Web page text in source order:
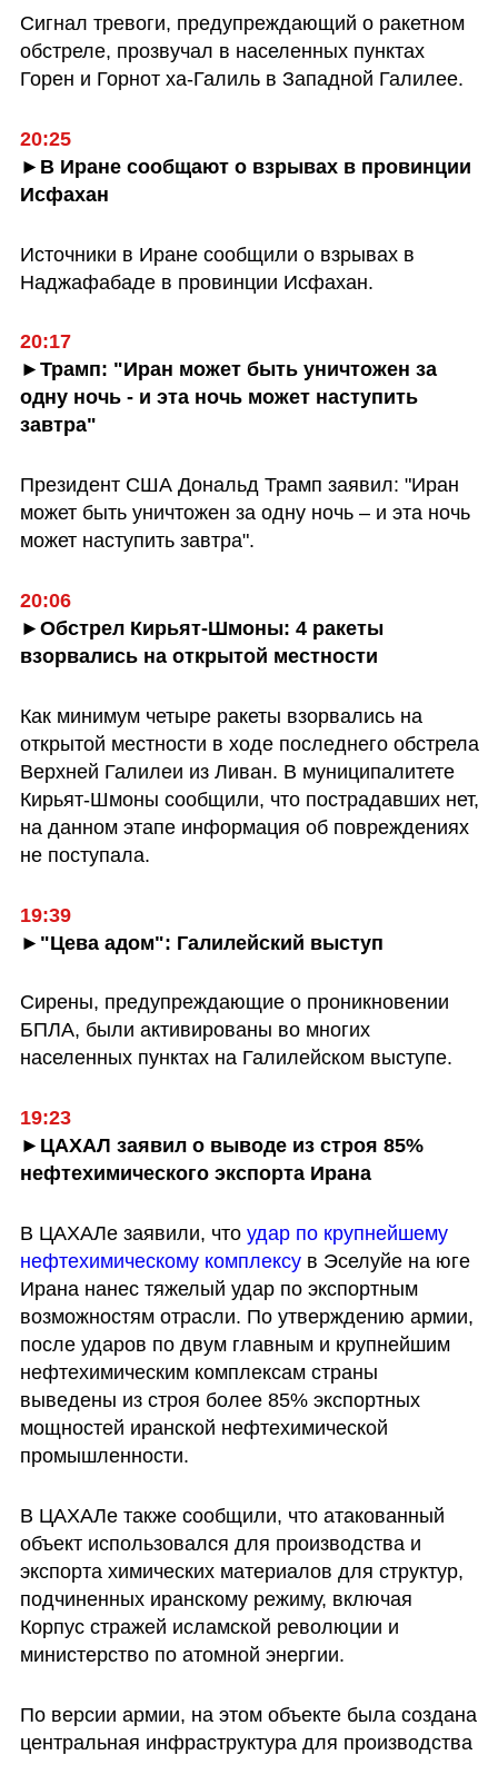
Сигнал тревоги, предупреждающий о ракетном
обстреле, прозвучал в населенных пунктах
Горен и Горнот ха-Галиль в Западной Галилее.
20:25
►В Иране сообщают о взрывах в провинции
Исфахан
Источники в Иране сообщили о взрывах в
Наджафабаде в провинции Исфахан.
20:17
►Трамп: "Иран может быть уничтожен за
одну ночь - и эта ночь может наступить
завтра"
Президент США Дональд Трамп заявил: "Иран
может быть уничтожен за одну ночь – и эта ночь
может наступить завтра".
20:06
►Обстрел Кирьят-Шмоны: 4 ракеты
взорвались на открытой местности
Как минимум четыре ракеты взорвались на
открытой местности в ходе последнего обстрела
Верхней Галилеи из Ливан. В муниципалитете
Кирьят-Шмоны сообщили, что пострадавших нет,
на данном этапе информация об повреждениях
не поступала.
19:39
►"Цева адом": Галилейский выступ
Сирены, предупреждающие о проникновении
БПЛА, были активированы во многих
населенных пунктах на Галилейском выступе.
19:23
►ЦАХАЛ заявил о выводе из строя 85%
нефтехимического экспорта Ирана
В ЦАХАЛе заявили, что удар по крупнейшему
нефтехимическому комплексу в Эселуйе на юге
Ирана нанес тяжелый удар по экспортным
возможностям отрасли. По утверждению армии,
после ударов по двум главным и крупнейшим
нефтехимическим комплексам страны
выведены из строя более 85% экспортных
мощностей иранской нефтехимической
промышленности.
В ЦАХАЛе также сообщили, что атакованный
объект использовался для производства и
экспорта химических материалов для структур,
подчиненных иранскому режиму, включая
Корпус стражей исламской революции и
министерство по атомной энергии.
По версии армии, на этом объекте была создана
центральная инфраструктура для производства